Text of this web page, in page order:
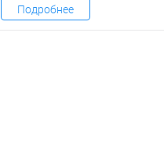
качестве безопасного приложения
для сетевых трансакций. Новый
гаджет пока не был анонсирован
Подробнее